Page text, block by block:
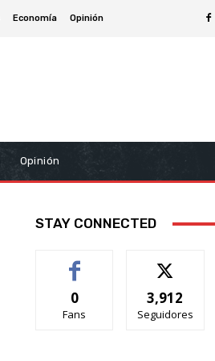
Economía Opinión
Opinión
STAY CONNECTED
0
Fans
3,912
Seguidores